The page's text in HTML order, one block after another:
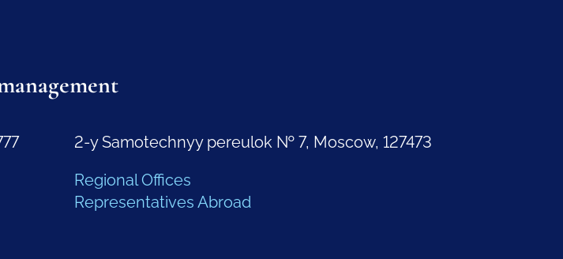
2-y Samotechnyy pereulok № 7, Moscow, 127473
Regional Offices
Representatives Abroad